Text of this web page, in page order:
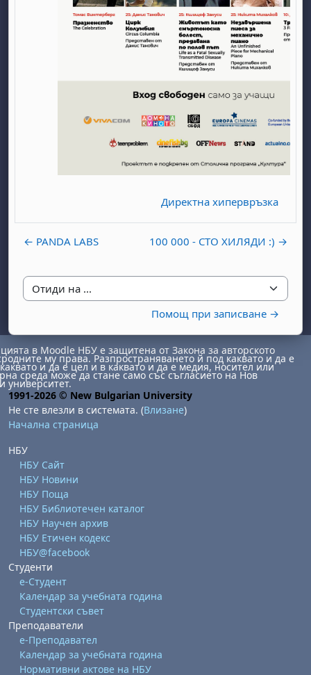
Директна хипервръзка
← PANDA LABS 100 000 - СТО ХИЛЯДИ :) →
Отиди на ...
Помощ при записване →
1 август
неделя, 2 август
август
август
15 август
неделя, 16 август
август
август
22 август
неделя, 23 август
в Moodle НБУ е защитена от Закона за авторското
му права. Разпространяването й под каквато и да е
и да е цел и в каквато и да е медия, носител или
среда може да стане само със съгласието на Нов
университет.
1991-2026 © New Bulgarian University
Не сте влезли в системата. (Влизане)
Начална страница
НБУ
НБУ Сайт
НБУ Новини
НБУ Поща
НБУ Библиотечен каталог
НБУ Научен архив
НБУ Етичен кодекс
НБУ@facebook
Студенти
е-Студент
Календар за учебната година
Студентски съвет
Преподаватели
е-Преподавател
Календар за учебната година
Нормативни актове на НБУ